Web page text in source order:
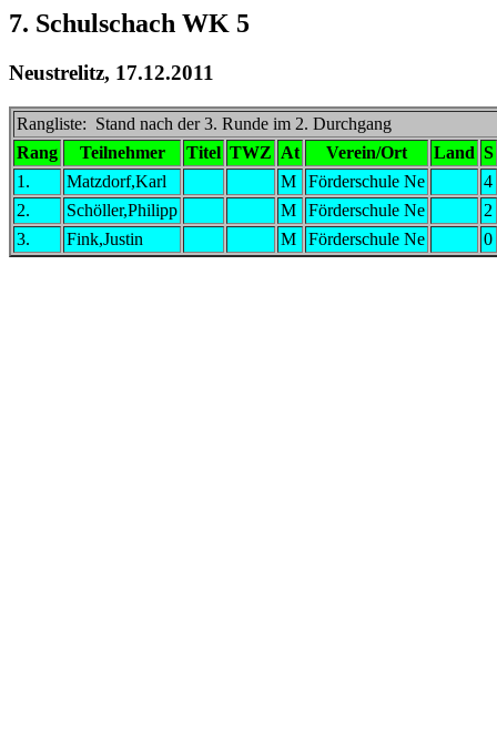
7. Schulschach WK 5
Neustrelitz, 17.12.2011
Rangliste: Stand nach der 3. Runde im 2. Durchgang
Rang
Teilnehmer Titel TWZ At Verein/Ort Land S
1.
Matzdorf,Karl M Förderschule Ne
4
2.
Schöller,Philipp M Förderschule Ne
2
3.
Fink,Justin M Förderschule Ne 0